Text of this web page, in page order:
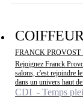
FRANCK
Rejoignez Franck
salons, c'est rejoindre
dans un univers haut
CDI - Temps